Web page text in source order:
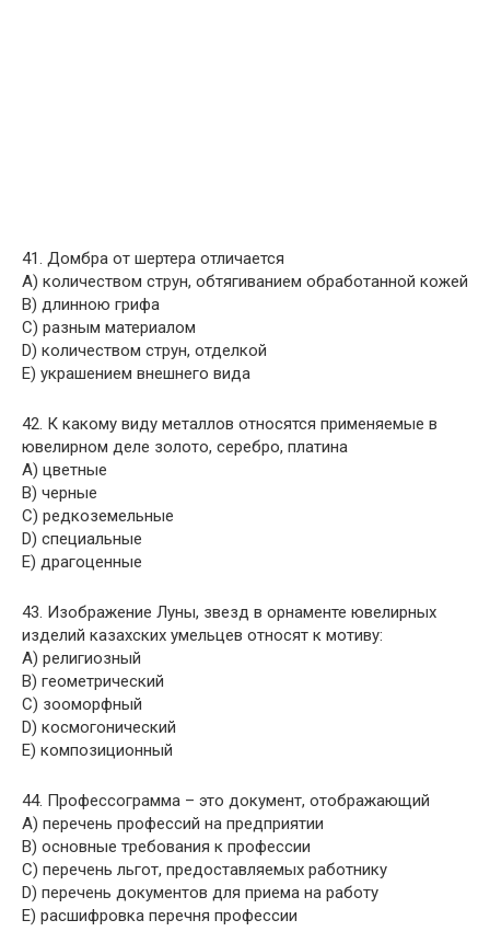
41. Домбра от шертера отличается
A) количеством струн, обтягиванием обработанной кожей
B) длинною грифа
C) разным материалом
D) количеством струн, отделкой
E) украшением внешнего вида
42. К какому виду металлов относятся применяемые в
ювелирном деле золото, серебро, платина
A) цветные
B) черные
C) редкоземельные
D) специальные
E) драгоценные
43. Изображение Луны, звезд в орнаменте ювелирных
изделий казахских умельцев относят к мотиву:
A) религиозный
B) геометрический
C) зоoморфный
D) космoгонический
E) композиционный
44. Профессограмма – это документ, отображающий
A) перечень профессий на предприятии
B) основные требования к профессии
C) перечень льгот, предоставляемых работнику
D) перечень документов для приема на работу
E) расшифровка перечня профессии